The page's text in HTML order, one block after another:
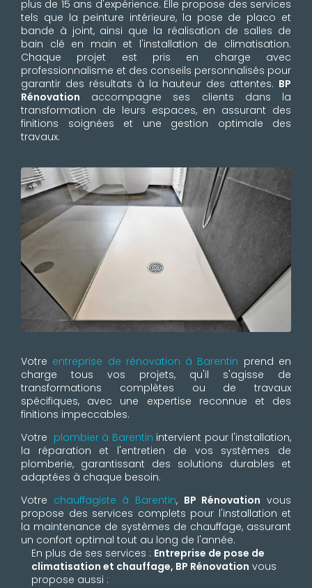
plus de 15 ans d'expérience. Elle propose des services
tels que la peinture intérieure, la pose de placo et
bande à joint, ainsi que la réalisation de salles de
bain clé en main et l'installation de climatisation.
Chaque projet est pris en charge avec
professionnalisme et des conseils personnalisés pour
garantir des résultats à la hauteur des attentes. BP
Rénovation accompagne ses clients dans la
transformation de leurs espaces, en assurant des
finitions soignées et une gestion optimale des
travaux.
Votre entreprise de rénovation à Barentin prend en
charge tous vos projets, qu'il s'agisse de
transformations complètes ou de travaux
spécifiques, avec une expertise reconnue et des
finitions impeccables.
Votre plombier à Barentin intervient pour l'installation,
la réparation et l'entretien de vos systèmes de
plomberie, garantissant des solutions durables et
adaptées à chaque besoin.
Votre chauffagiste à Barentin, BP Rénovation vous
propose des services complets pour l'installation et
la maintenance de systèmes de chauffage, assurant
un confort optimal tout au long de l'année.
En plus de ses services : Entreprise de pose de
climatisation et chauffage, BP Rénovation vous
propose aussi :